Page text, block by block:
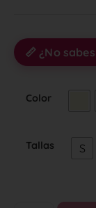
📏 ¿No
Color
Tallas S